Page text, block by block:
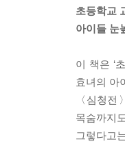
초등학교
아이들 눈
이 책은 ‘
효녀의 아
〈심청
목숨까지
그렇다고